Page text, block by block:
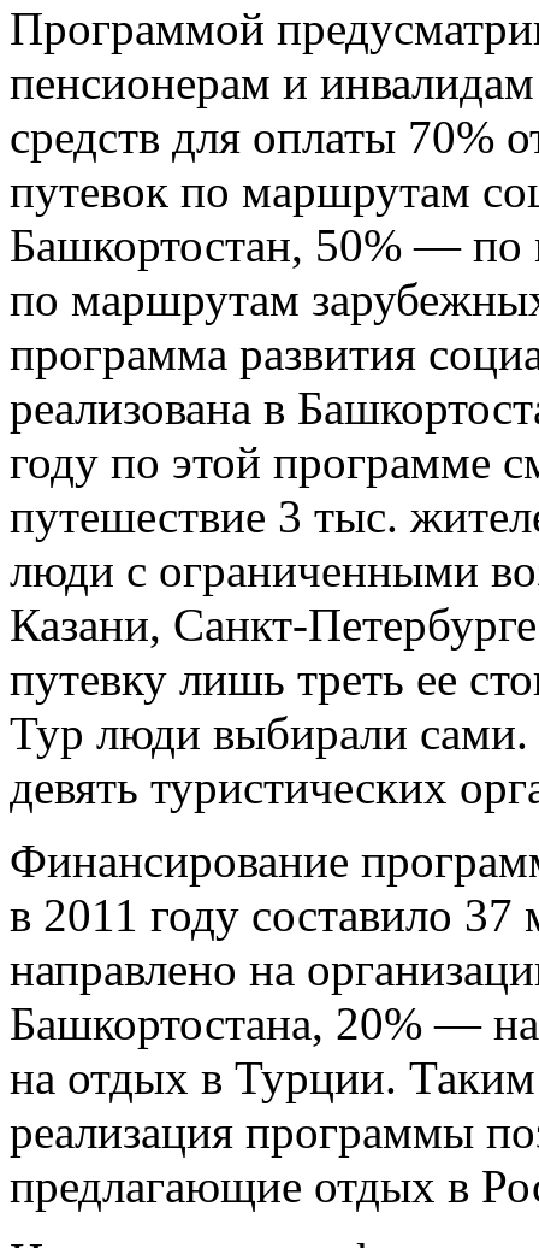
Программой
пенсионерам и
средств для оплаты 70%
путевок по маршрутам
Башкортостан, 50% —
по маршрутам
программа развития
реализована в
году по этой программе
путешествие 3 тыс.
люди с ограниченными
Казани, Санкт-
путевку лишь треть ее
Тур люди выбирали сами.
девять туристических
Финансирование
в 2011 году составило
направлено на
Башкортостана, 20% —
на отдых в Турции.
реализация программы
предлагающие отдых в